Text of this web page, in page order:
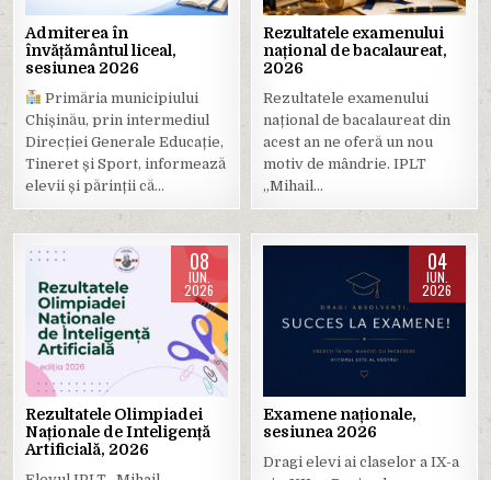
Admiterea în
învățământul liceal,
sesiunea 2026
Primăria municipiului
Chișinău, prin intermediul
Direcției Generale Educație,
Tineret și Sport, informează
elevii și părinții că…
Rezultatele examenului
național de bacalaureat,
2026
Rezultatele examenului
național de bacalaureat din
acest an ne oferă un nou
motiv de mândrie. IPLT
„Mihail…
08
IUN.
2026
Posted
in
Rezultatele Olimpiadei
Naționale de Inteligență
Artificială, 2026
04
IUN.
2026
Posted
Examene naționale,
sesiunea 2026
Dragi elevi ai claselor a IX-a